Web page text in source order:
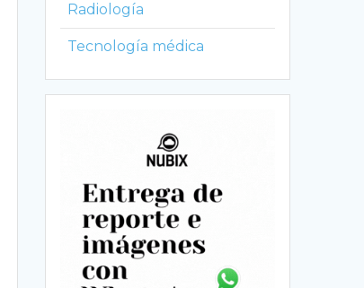
Radiología
Tecnología médica